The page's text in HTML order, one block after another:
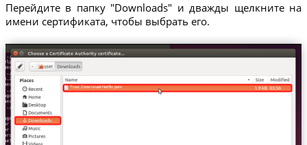
Перейдите в папку "Downloads" и дважды щелкните на
имени сертификата, чтобы выбрать его.
Trust.Zone-Israel-Netflix.pem